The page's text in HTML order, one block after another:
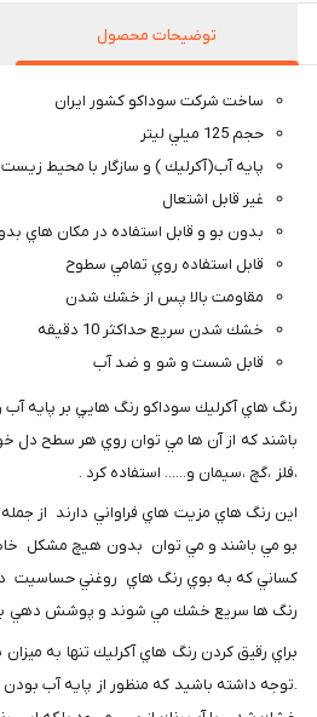
توضیحات محصول
ساخت شركت سوداكو كشور ايران
حجم 125 ميلي ليتر
پايه آب(آكرليك ) و سازگار با محيط زيست
غير قابل اشتعال
بدون بو و قابل استفاده در مكان هاي
قابل استفاده روي تمامي سطوح
مقاومت بالا پس از خشك شدن
خشك شدن سريع حداكثر 10 دقيقه
قابل شست و شو و ضد آب
رنگ هاي آكرليك سوداكو رنگ هايي بر پايه
باشند كه از آن ها مي توان روي هر سطح دل
،فلز ،گچ ،سيمان و...... استفاده كرد .
اين رنگ هاي مزيت هاي فراواني دارند از
بو مي باشند و مي توان بدون هيچ مشكل
كساني كه به بوي رنگ هاي روغني حساسيت
رنگ ها سريع خشك مي شوند و پوشش دهي
براي رقيق كردن رنگ هاي آكرليك تنها به
.توجه داشته باشيد كه منظور از پايه آب